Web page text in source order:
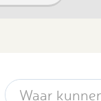
Zoekwoord